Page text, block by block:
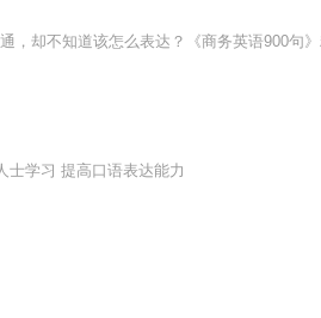
士学习 提高口语表达能力